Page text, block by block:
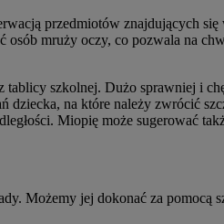
przedmiotów znajdujących
mruży oczy, co pozwala na
szkolnej. Dużo sprawniej i
na które należy zwrócić
Miopię może sugerować
Możemy jej dokonać za